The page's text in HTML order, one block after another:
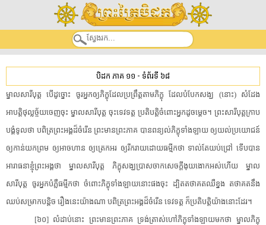
បិដក ភាគ ១១ - ទំព័រទី ៦៨
ម្នាល​សារីបុត្ត​ ​បើ​ដូច្នោះ​ ​ចូរ​អ្នកឲ្យ​ភិក្ខុ​ដែល​ប្រព្រឹត្ត​តាម​ភិក្ខុ​ ​ដែល​បំបែក​សង្ឃ​ ​(​នោះ​)​ ​សំដែង​
អាបត្តិ​ថុល្លច្ច័យ​ចេញ​ចុះ​ ​ម្នាល​សារីបុត្ត​ ​ចុះ​ទេវទត្ត​ ​ប្រតិបត្តិ​ចំពោះ​អ្នក​ដូចម្តេច​។​ ​ព្រះ​សារីបុត្ត​ក្រាប
បង្គំទូល​ថា​ ​បពិត្រ​ព្រះអង្គ​ដ៏​ចំរើន​ ​ព្រះមានព្រះភាគ​ ​បាន​ពន្យល់​ភិក្ខុ​ទាំងឡាយ​ ​ឲ្យ​យល់​ប្រយោជន៍​
​ឲ្យ​កាន់​យក​ព្រម​ ​ឲ្យ​អាចហាន​ ​ឲ្យ​ត្រេកអរ​ ​ឲ្យ​រីករាយ​ដោយ​ធម្មី​កថា​ ​ទាល់តែ​យប់ជ្រៅ​ ​ទើបបាន​
អារាធនា​ខ្ញុំ​ព្រះអង្គ​ថា​ ​ម្នាល​សារីបុត្ត​ ​ភិក្ខុសង្ឃ​ប្រាសចាក​សេចក្តី​ងុយ​ងោក​អស់ហើយ​ ​ម្នាល​
សារីបុត្ត​ ​ចូរ​អ្នក​បំភ្លឺ​ធម្មី​កថា​ ​ចំពោះ​ភិក្ខុ​ទាំងឡាយ​នោះ​ផង​ចុះ​ ​ដ្បិត​តថាគត​ឈឺខ្នង​ ​តថាគត​នឹង​
ឈប់សម្រាក​បន្តិច​ ​រឿង​នេះ​យ៉ាងណា​ ​បពិត្រ​ព្រះអង្គ​ដ៏​ចំរើន​ ​ទេវទត្ត​ ​ក៏​ប្រតិបត្តិ​យ៉ាងនោះ​ដែរ​។​
[​៦០​]​ ​លំដាប់នោះ​ ​ព្រះមានព្រះភាគ​ ​ទ្រង់​ត្រាស់​ហៅ​ភិក្ខុ​ទាំងឡាយ​មក​ថា​ ​ម្នាល​ភិក្ខុ​